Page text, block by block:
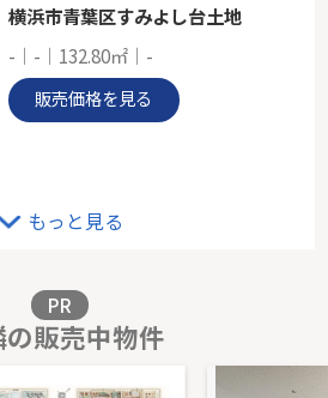
横浜市青葉区すみよし台土地
-｜-｜132.80㎡｜-
販売価格を見る
販売価格を見る
もっと見る
PR
の販売中物件